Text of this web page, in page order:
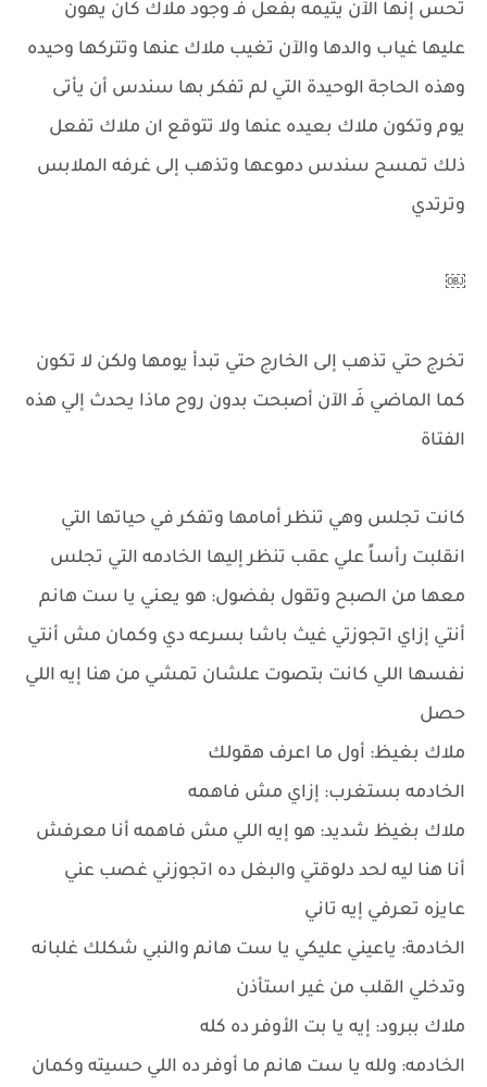
تحس إنها الآن يتيمه بفعل فَـ وجود ملاك كان يهون
عليها غياب والدها والآن تغيب ملاك عنها وتتركها وحيده
وهذه الحاجة الوحيدة التي لم تفكر بها سندس أن يأتى
يوم وتكون ملاك بعيده عنها ولا تتوقع ان ملاك تفعل
ذلك تمسح سندس دموعها وتذهب إلى غرفه الملابس
وترتدي
￼
تخرج حتي تذهب إلى الخارج حتي تبدأ يومها ولكن لا تكون
كما الماضي فَـ الآن أصبحت بدون روح ماذا يحدث إلي هذه
الفتاة
كانت تجلس وهي تنظر أمامها وتفكر في حياتها التي
انقلبت رأساً علي عقب تنظر إليها الخادمه التي تجلس
معها من الصبح وتقول بفضول: هو يعني يا ست هانم
أنتي إزاي اتجوزتي غيث باشا بسرعه دي وكمان مش أنتي
نفسها اللي كانت بتصوت علشان تمشي من هنا إيه اللي
حصل
ملاك بغيظ: أول ما اعرف هقولك
الخادمه بستغرب: إزاي مش فاهمه
ملاك بغيظ شديد: هو إيه اللي مش فاهمه أنا معرفش
أنا هنا ليه لحد دلوقتي والبغل ده اتجوزني غصب عني
عايزه تعرفي إيه تاني
الخادمة: ياعيني عليكي يا ست هانم والنبي شكلك غلبانه
وتدخلي القلب من غير استأذن
ملاك ببرود: إيه يا بت الأوفر ده كله
الخادمه: ولله يا ست هانم ما أوفر ده اللي حسيته وكمان